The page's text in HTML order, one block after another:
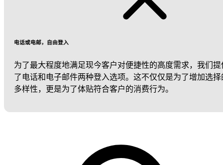
电话或电邮，自由登入
为了最大程度地满足现今客户对便捷性的高度需求，我们提
了电话和电子邮件两种登入选项。这不仅仅是为了增加选择
多样性，更是为了体贴符合客户的消费行为。